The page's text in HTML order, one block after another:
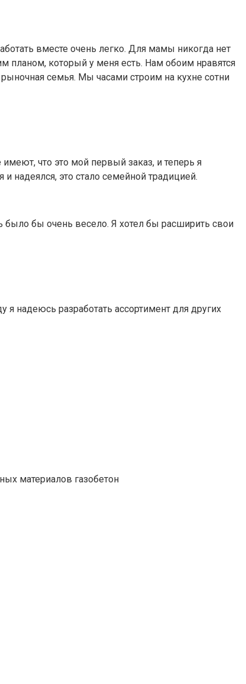
вместе очень легко. Для мамы никогда нет
планом, который у меня есть. Нам обоим нравятся
семья. Мы часами строим на кухне сотни
что это мой первый заказ, и теперь я
надеялся, это стало семейной традицией.
было бы очень весело. Я хотел бы расширить свои
надеюсь разработать ассортимент для других
материалов газобетон